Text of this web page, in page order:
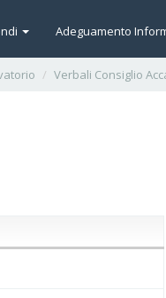
Adeguamento
Verbali Consiglio